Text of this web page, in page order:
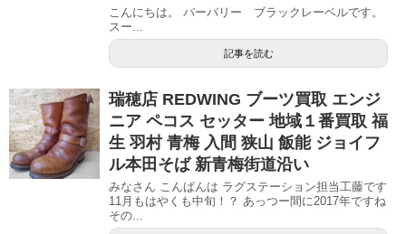
こんにちは。 バーバリー ブラックレーベルです。
スー...
記事を読む
瑞穂店 REDWING ブーツ買取 エンジ
ニア ペコス セッター 地域１番買取 福
生 羽村 青梅 入間 狭山 飯能 ジョイフ
ル本田そば 新青梅街道沿い
みなさん こんばんは ラグステーション担当工藤です
11月もはやくも中旬！？ あっつー間に2017年ですね
その...